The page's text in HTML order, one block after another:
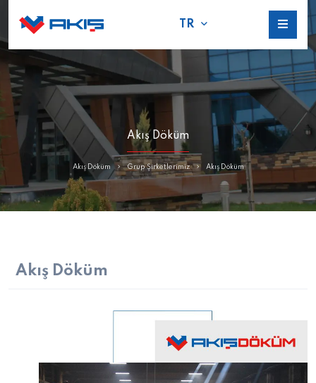
TR
Akış Döküm
Akış Döküm Grup Şirketlerimiz Akış Döküm
Akış Döküm